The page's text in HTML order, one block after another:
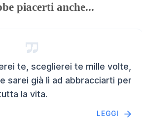
piacerti anche...
te, sceglierei te mille volte,
sarei già lì ad abbracciarti per
la vita.
LEGGI